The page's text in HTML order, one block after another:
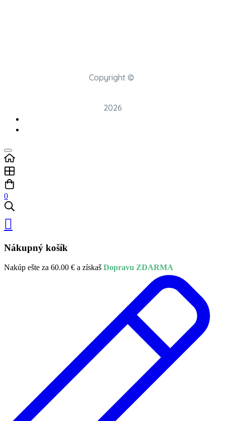
Copyright ©
2026
0
Nákupný košík
Nakúp ešte za 60.00 € a získaš Dopravu ZDARMA